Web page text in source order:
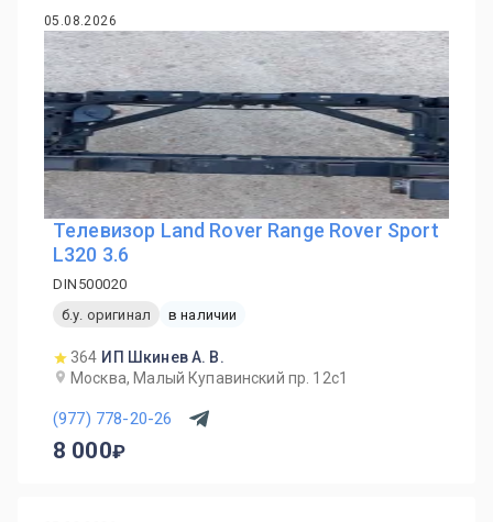
05.08.2026
Телевизор Land Rover Range Rover Sport
L320 3.6
DIN500020
б.у. оригинал
в наличии
364 ИП Шкинев А. В.
Москва, Малый Купавинский пр. 12с1
(977) 778-20-26
8 000